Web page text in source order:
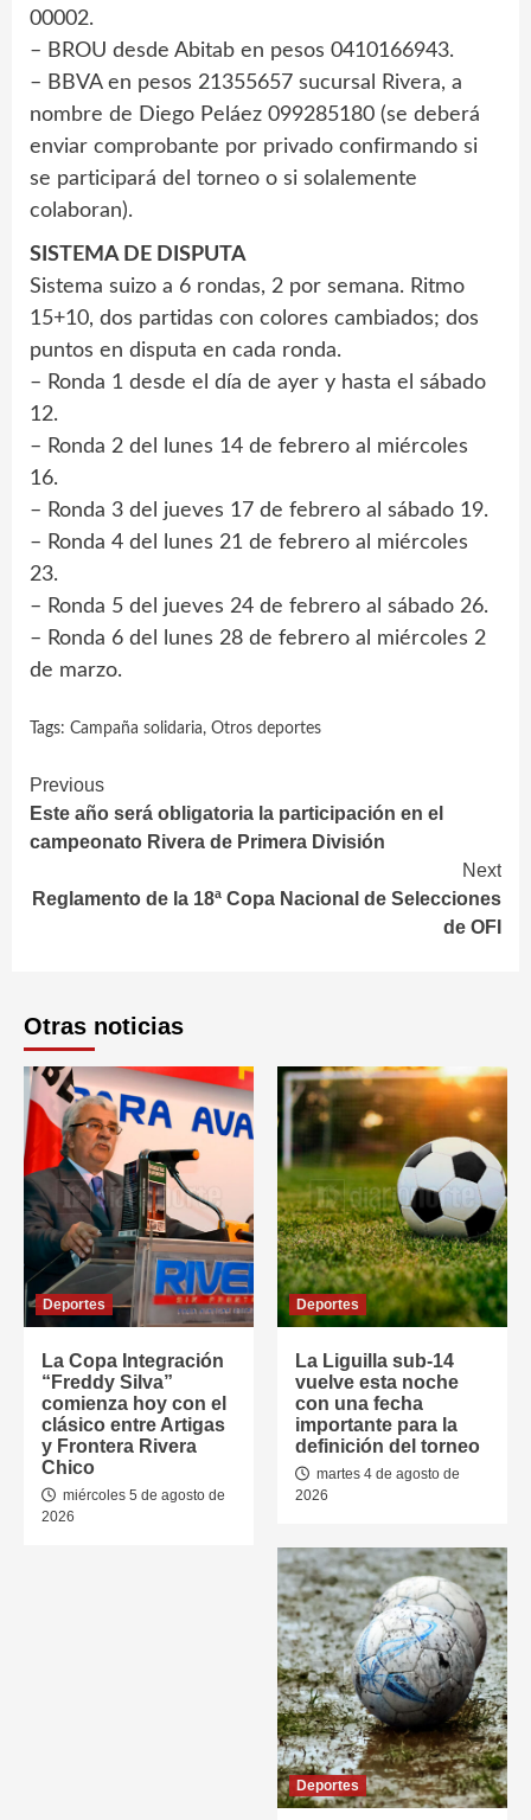
00002.
– BROU desde Abitab en pesos 0410166943.
– BBVA en pesos 21355657 sucursal Rivera, a
nombre de Diego Peláez 099285180 (se deberá
enviar comprobante por privado confirmando si
se participará del torneo o si solalemente
colaboran).
SISTEMA DE DISPUTA
Sistema suizo a 6 rondas, 2 por semana. Ritmo
15+10, dos partidas con colores cambiados; dos
puntos en disputa en cada ronda.
– Ronda 1 desde el día de ayer y hasta el sábado
12.
– Ronda 2 del lunes 14 de febrero al miércoles
16.
– Ronda 3 del jueves 17 de febrero al sábado 19.
– Ronda 4 del lunes 21 de febrero al miércoles
23.
– Ronda 5 del jueves 24 de febrero al sábado 26.
– Ronda 6 del lunes 28 de febrero al miércoles 2
de marzo.
Tags: Campaña solidaria, Otros deportes
Continue
Reading
Previous
Este año será obligatoria la participación en el
campeonato Rivera de Primera División
Next
Reglamento de la 18ª Copa Nacional de Selecciones
de OFI
Otras noticias
Deportes
La Copa Integración
“Freddy Silva”
comienza hoy con el
clásico entre Artigas
y Frontera Rivera
Chico
miércoles 5 de agosto de
2026
Deportes
La Liguilla sub-14
vuelve esta noche
con una fecha
importante para la
definición del torneo
martes 4 de agosto de
2026
Deportes